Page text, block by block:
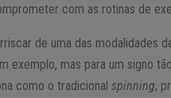
com as rotinas de
de uma das modalidades
exemplo, mas para um signo
como o tradicionalspinning,